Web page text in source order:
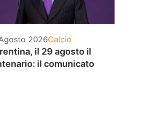
2026Categorie
Calcio
il 29 agosto il
il comunicato